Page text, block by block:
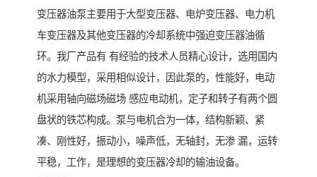
变压器油泵主要用于大型变压器、电炉变压器、电力机
车变压器及其他变压器的冷却系统中强迫变压器油循
环。我厂产品有 有经验的技术人员精心设计，选用国内
的水力模型，采用相似设计，因此泵的，性能好，电动
机采用轴向磁场磁场 感应电动机，定子和转子有两个圆
盘状的铁芯构成。泵与电机合为一体，结构新颖、紧
凑、刚性好，振动小，噪声低，无轴封，无渗 漏，运转
平稳，工作，是理想的变压器冷却的输油设备。